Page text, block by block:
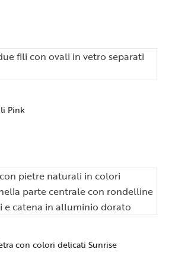
Pink
con colori delicati Sunrise